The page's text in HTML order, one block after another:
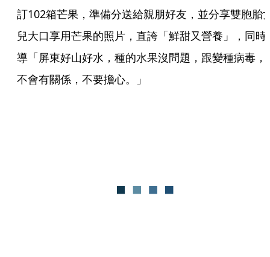
訂102箱芒果，準備分送給親朋好友，並分享雙胞胎
兒大口享用芒果的照片，直誇「鮮甜又營養」，同時
導「屏東好山好水，種的水果沒問題，跟變種病毒，
不會有關係，不要擔心。」